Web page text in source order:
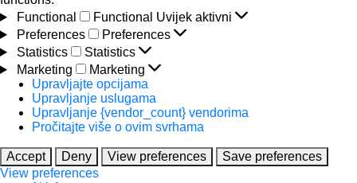
Functional
Functional Uvijek aktivni
Preferences
Preferences
Statistics
Statistics
Marketing
Marketing
Upravljajte opcijama
Upravljanje uslugama
Upravljanje {vendor_count} vendorima
Pročitajte više o ovim svrhama
Accept Deny View preferences
Save preferences
View preferences